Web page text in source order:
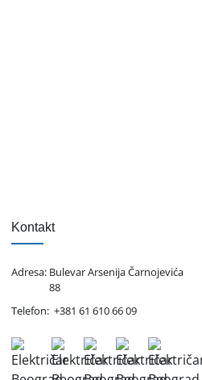
Kontakt
Adresa: Bulevar Arsenija Čarnojevića
88
Telefon: +381 61 610 66 09